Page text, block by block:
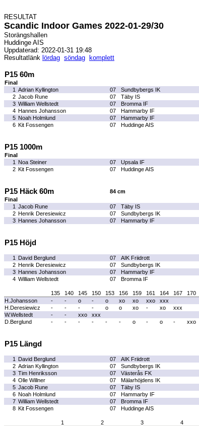
RESULTAT
Scandic Indoor Games 2022-01-29/30
Storängshallen
Huddinge AIS
Uppdaterad: 2022-01-31 19:48
Resultatlänk lördag söndag komplett
P15 60m
Final
1 Adrian Kyllington 07 Sundbybergs IK
2 Jacob Rune 07 Täby IS
3 William Wellstedt 07 Bromma IF
4 Hannes Johansson 07 Hammarby IF
5 Noah Holmlund 07 Hammarby IF
6 Kit Fossengen 07 Huddinge AIS
P15 1000m
Final
1
Noa Steiner 07 Upsala IF
2 Kit Fossengen 07 Huddinge AIS
P15 Häck 60m
84 cm
Final
1 Jacob Rune 07 Täby IS
2 Henrik Deresiewicz 07 Sundbybergs IK
3 Hannes Johansson 07 Hammarby IF
P15 Höjd
1
David Berglund 07 AIK Friidrott
2 Henrik Deresiewicz 07 Sundbybergs IK
3 Hannes Johansson 07 Hammarby IF
4 William Wellstedt 07 Bromma IF
135 140 145 150 153 156 159 161 164 167 170
H.Johansson
- - o - o xo xo xxo
xxx
H.Deresiewicz
- - - - o o xo - xo
xxx
W.Wellstedt
- - xxo
xxx
D.Berglund
- - - - - - o - o - xxo
P15 Längd
1
David Berglund 07 AIK Friidrott
2 Adrian Kyllington 07 Sundbybergs IK
3 Tim Henriksson 07 Västerås FK
4 Olle Willner 07 Mälarhöjdens IK
5 Jacob Rune 07 Täby IS
6 Noah Holmlund 07 Hammarby IF
7 William Wellstedt 07 Bromma IF
8 Kit Fossengen 07 Huddinge AIS
1 2 3 4